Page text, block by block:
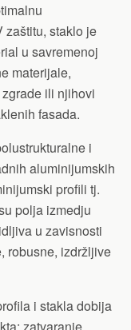
zaštitu, staklo je
u savremenoj
materijale,
ili njihovi
fasada.
i
aluminijumskih
profili tj.
polja izmedju
u zavisnosti
robusne, izdržljive
i stakla dobija